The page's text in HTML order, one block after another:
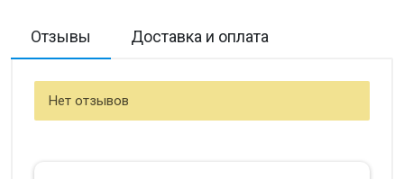
Отзывы Доставка и оплата
Нет отзывов